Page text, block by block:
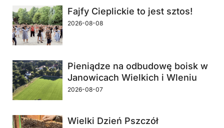
Fajfy Cieplickie to jest sztos!
2026-08-08
Pieniądze na odbudowę boisk w
Janowicach Wielkich i Wleniu
2026-08-07
Wielki Dzień Pszczół